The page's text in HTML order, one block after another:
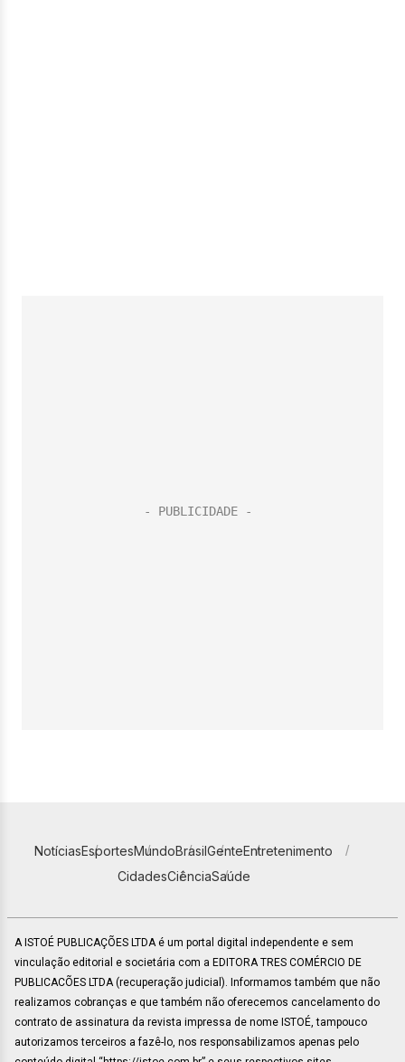
NotíciasEsportesMundoBrasilGenteEntretenimento
CidadesCiênciaSaúde
A ISTOÉ PUBLICAÇÕES LTDA é um portal digital independente e sem
vinculação editorial e societária com a EDITORA TRES COMÉRCIO DE
PUBLICACÕES LTDA (recuperação judicial). Informamos também que não
realizamos cobranças e que também não oferecemos cancelamento do
contrato de assinatura da revista impressa de nome ISTOÉ, tampouco
autorizamos terceiros a fazê-lo, nos responsabilizamos apenas pelo